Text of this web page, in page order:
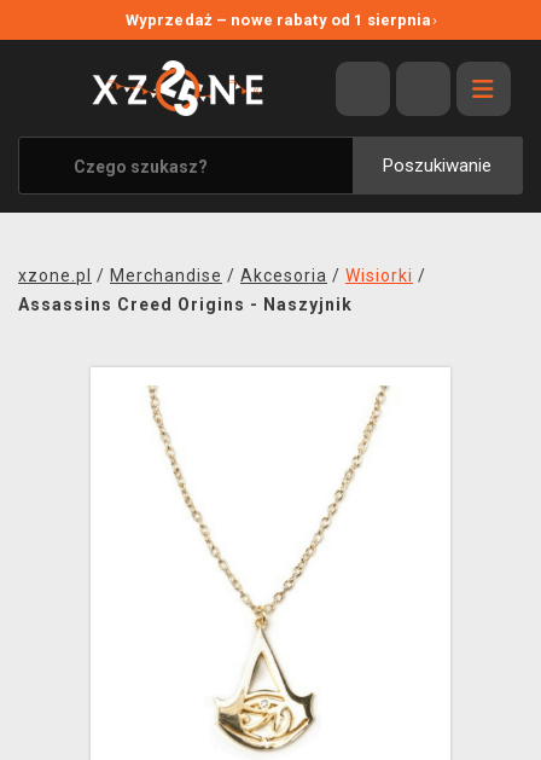
Wyprzedaż – nowe rabaty od 1 sierpnia›
Poszukiwanie
WYPRZEDAŻ
WSZYSTKIE MARKI
XZONE ORIGINALS
UBRANIA I AKCESORIA
SOUNDTRACKI
xzone.pl / Merchandise / Akcesoria / Wisiorki /
Assassins Creed Origins - Naszyjnik